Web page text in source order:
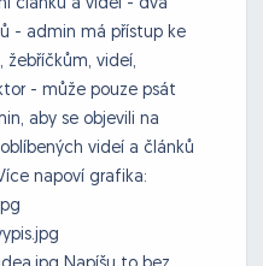
článků a videí - dva
- admin má přístup ke
žebříčkům, videí,
- může pouze psát
aby se objevili na
videí a článků
napoví grafika: